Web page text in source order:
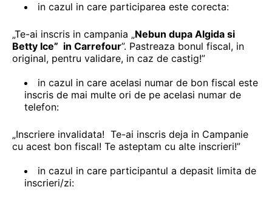
in cazul in care participarea este corecta:
„Te-ai inscris in campania „Nebun dupa Algida si
Betty Ice” in Carrefour”. Pastreaza bonul fiscal, in
original, pentru validare, in caz de castig!”
in cazul in care acelasi numar de bon fiscal este
inscris de mai multe ori de pe acelasi numar de
telefon:
„Inscriere invalidata! Te-ai inscris deja in Campanie
cu acest bon fiscal! Te asteptam cu alte inscrieri!”
in cazul in care participantul a depasit limita de
inscrieri/zi: